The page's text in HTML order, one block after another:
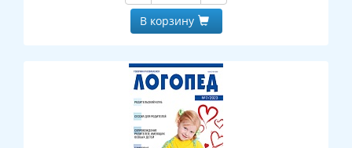
В корзину